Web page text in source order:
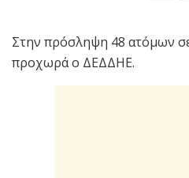
Στην πρόσληψη 48 ατόμων
προχωρά ο ΔΕΔΔΗΕ.